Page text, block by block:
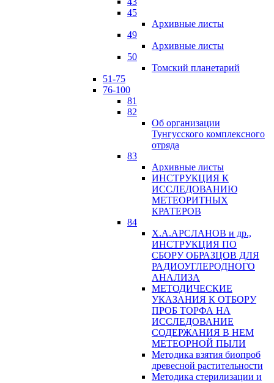
45
Архивные листы
49
Архивные листы
50
Томский планетарий
51-75
76-100
81
82
Об организации
Тунгусского комплексного
отряда
83
Архивные листы
ИНСТРУКЦИЯ К
ИССЛЕДОВАНИЮ
МЕТЕОРИТНЫХ
КРАТЕРОВ
84
Х.А.АРСЛАНОВ и др.,
ИНСТРУКЦИЯ ПО
СБОРУ ОБРАЗЦОВ ДЛЯ
РАДИОУГЛЕРОДНОГО
АНАЛИЗА
МЕТОДИЧЕСКИЕ
УКАЗАНИЯ К ОТБОРУ
ПРОБ ТОРФА НА
ИССЛЕДОВАНИЕ
СОДЕРЖАНИЯ В НЕМ
МЕТЕОРНОЙ ПЫЛИ
Методика взятия биопроб
древесной растительности
Методика стерилизации и